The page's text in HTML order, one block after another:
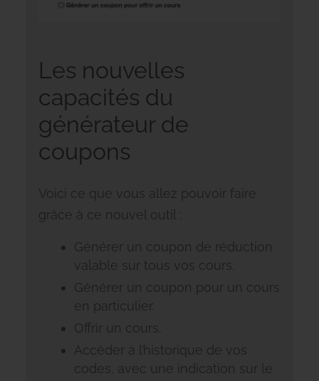
Les nouvelles
capacités du
générateur de
coupons
Voici ce que vous allez pouvoir faire
grâce à ce nouvel outil :
Générer un coupon de réduction
valable sur tous vos cours.
Générer un coupon pour un cours
en particulier.
Offrir un cours.
Accéder à l’historique de vos
codes, avec une indication sur le